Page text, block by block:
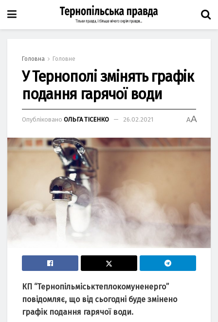
Головна Головне
У Тернополі змінять графік
подання гарячої води
Опубліковано ОЛЬГА ТІСЕНКО 26.02.2021 AA
КП “Тернопільміськтеплокомуненерго”
повідомляє, що від сьогодні буде змінено
графік подання гарячої води.